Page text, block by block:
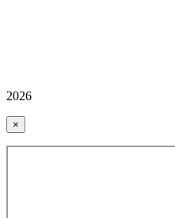
2026
×